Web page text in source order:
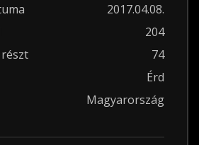
2017.04.08.
204
74
Érd
Magyarország